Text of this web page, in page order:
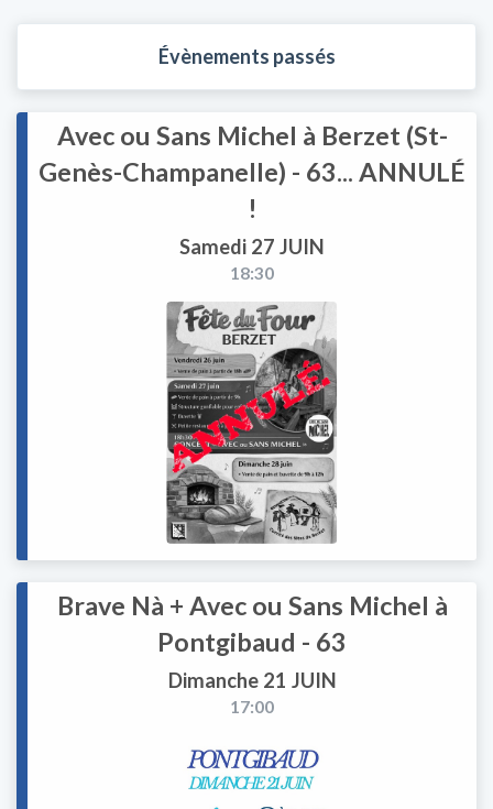
Évènements passés
Avec ou Sans Michel à Berzet (St-
Genès-Champanelle) - 63... ANNULÉ
!
Samedi 27 JUIN
18:30
Brave Nà + Avec ou Sans Michel à
Pontgibaud - 63
Dimanche 21 JUIN
17:00